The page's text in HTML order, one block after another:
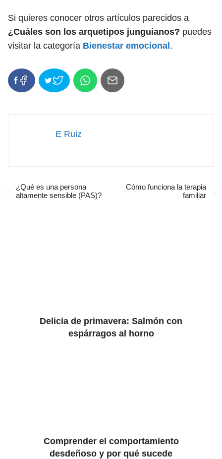
Si quieres conocer otros artículos parecidos a
¿Cuáles son los arquetipos junguianos? puedes
visitar la categoría Bienestar emocional .
E Ruiz
¿Qué es una persona
altamente sensible (PAS)?
Cómo funciona la terapia
familiar
Delicia de primavera: Salmón con
espárragos al horno
Comprender el comportamiento
desdeñoso y por qué sucede